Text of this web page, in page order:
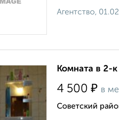
Агентство,
Комната в 2-
4 500 ₽ в
Советский